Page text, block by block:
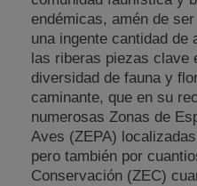
endémicas, amén de
una ingente cantidad de
las riberas piezas clave
diversidad de fauna y
caminante, que en su
numerosas Zonas de
Aves (ZEPA)
pero también por
Conservación (ZEC)